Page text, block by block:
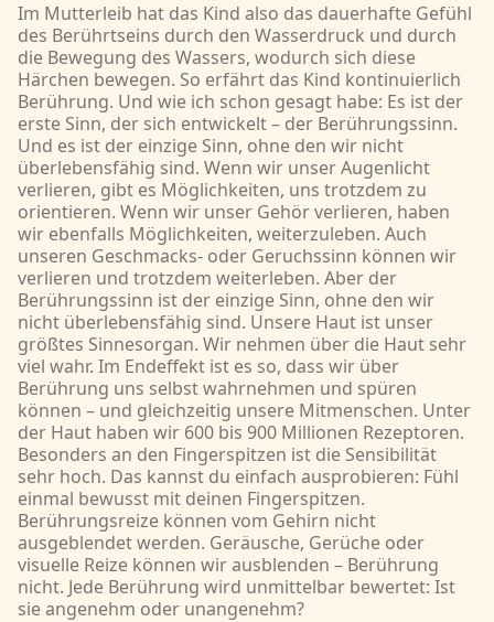
Im Mutterleib hat das Kind also das dauerhafte Gefühl
des Berührtseins durch den Wasserdruck und durch
die Bewegung des Wassers, wodurch sich diese
Härchen bewegen. So erfährt das Kind kontinuierlich
Berührung. Und wie ich schon gesagt habe: Es ist der
erste Sinn, der sich entwickelt – der Berührungssinn.
Und es ist der einzige Sinn, ohne den wir nicht
überlebensfähig sind. Wenn wir unser Augenlicht
verlieren, gibt es Möglichkeiten, uns trotzdem zu
orientieren. Wenn wir unser Gehör verlieren, haben
wir ebenfalls Möglichkeiten, weiterzuleben. Auch
unseren Geschmacks- oder Geruchssinn können wir
verlieren und trotzdem weiterleben. Aber der
Berührungssinn ist der einzige Sinn, ohne den wir
nicht überlebensfähig sind. Unsere Haut ist unser
größtes Sinnesorgan. Wir nehmen über die Haut sehr
viel wahr. Im Endeffekt ist es so, dass wir über
Berührung uns selbst wahrnehmen und spüren
können – und gleichzeitig unsere Mitmenschen. Unter
der Haut haben wir 600 bis 900 Millionen Rezeptoren.
Besonders an den Fingerspitzen ist die Sensibilität
sehr hoch. Das kannst du einfach ausprobieren: Fühl
einmal bewusst mit deinen Fingerspitzen.
Berührungsreize können vom Gehirn nicht
ausgeblendet werden. Geräusche, Gerüche oder
visuelle Reize können wir ausblenden – Berührung
nicht. Jede Berührung wird unmittelbar bewertet: Ist
sie angenehm oder unangenehm?